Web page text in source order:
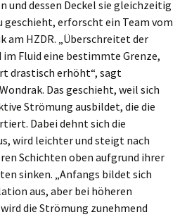
und dessen Deckel sie gleichzeitig
geschieht, erforscht ein Team vom
HZDR. „Überschreitet der
Fluid eine bestimmte Grenze,
drastisch erhöht“, sagt
Das geschieht, weil sich
Strömung ausbildet, die die
Dabei dehnt sich die
wird leichter und steigt nach
Schichten oben aufgrund ihrer
sinken. „Anfangs bildet sich
aus, aber bei höheren
die Strömung zunehmend